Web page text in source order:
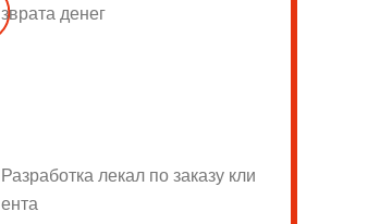
зврата денег
Разработка лекал по заказу кли
ента